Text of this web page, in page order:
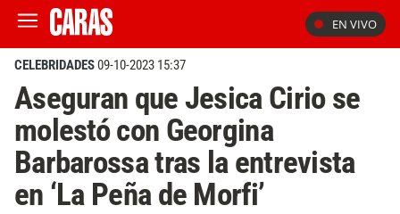
EN VIVO
CELEBRIDADES09-10-2023 15:37
Aseguran que Jesica Cirio se
molestó con Georgina
Barbarossa tras la entrevista
en ‘La Peña de Morfi’